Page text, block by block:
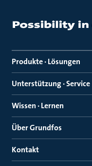
Produkte · Lösungen
Unterstützung · Service
Wissen · Lernen
Über Grundfos
Kontakt